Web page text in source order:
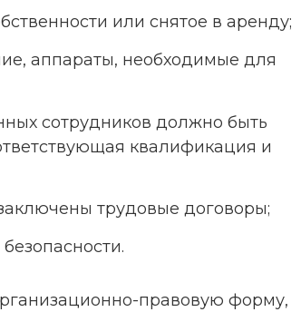
или снятое в аренду;
аппараты, необходимые для
сотрудников должно быть
квалификация и
трудовые договоры;
правовую форму,